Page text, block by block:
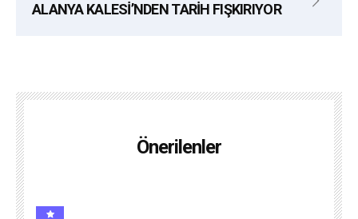
ALANYA KALESİ’NDEN TARİH FIŞKIRIYOR
Önerilenler